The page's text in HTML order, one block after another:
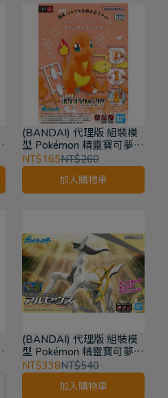
(BANDAI) 代理版 組裝模
型 Pokémon 精靈寶可夢
PLAMO收藏集收藏集 快組
版!! 小火龍 11
NT$165NT$260
加入購物車
(BANDAI) 代理版 組裝模
型 Pokémon 精靈寶可夢
PLAMO收藏集收藏集 阿爾
宙斯 51
NT$338NT$540
加入購物車